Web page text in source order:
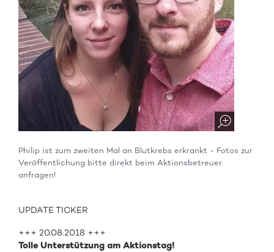
Philip ist zum zweiten Mal an Blutkrebs erkrankt - Fotos zur
Veröffentlichung bitte direkt beim Aktionsbetreuer
anfragen!
UPDATE TICKER
+++ 20.08.2018 +++
Tolle Unterstützung am Aktionstag!